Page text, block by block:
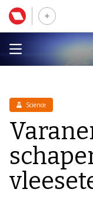
Science